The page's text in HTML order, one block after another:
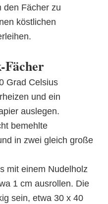
den Fächer zu
köstlichen
Fächer
Grad Celsius
und ein
auslegen.
bemehlte
in zwei gleich große
mit einem Nudelholz
1 cm ausrollen. Die
sein, etwa 30 x 40